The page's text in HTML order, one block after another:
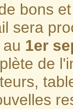
bons
sera
1er
de